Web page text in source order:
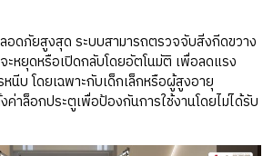
อดภัยสูงสุด ระบบสามารถตรวจจับสิ่งกีดขวาง
ะหยุดหรือเปิดกลับโดยอัตโนมัติ เพื่อลดแรง
นีบ โดยเฉพาะกับเด็กเล็กหรือผู้สูงอายุ
าล็อกประตูเพื่อป้องกันการใช้งานโดยไม่ได้รับ